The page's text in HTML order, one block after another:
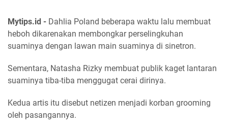
Mytips.id - Dahlia Poland beberapa waktu lalu membuat
heboh dikarenakan membongkar perselingkuhan
suaminya dengan lawan main suaminya di sinetron.
Sementara, Natasha Rizky membuat publik kaget lantaran
suaminya tiba-tiba menggugat cerai dirinya.
Kedua artis itu disebut netizen menjadi korban grooming
oleh pasangannya.